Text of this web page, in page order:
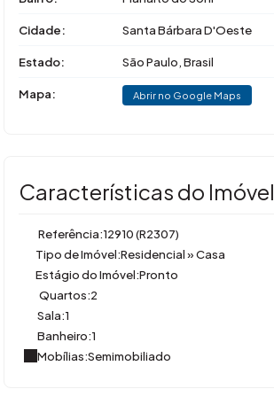
Cidade: Santa Bárbara D'Oeste
Estado: São Paulo, Brasil
Mapa: Abrir no Google Maps
Características do Imóvel
Referência:12910(R2307)
Tipo de Imóvel:Residencial»Casa
Estágio do Imóvel:Pronto
Quartos:2
Sala:1
Banheiro:1
Mobílias:Semimobiliado